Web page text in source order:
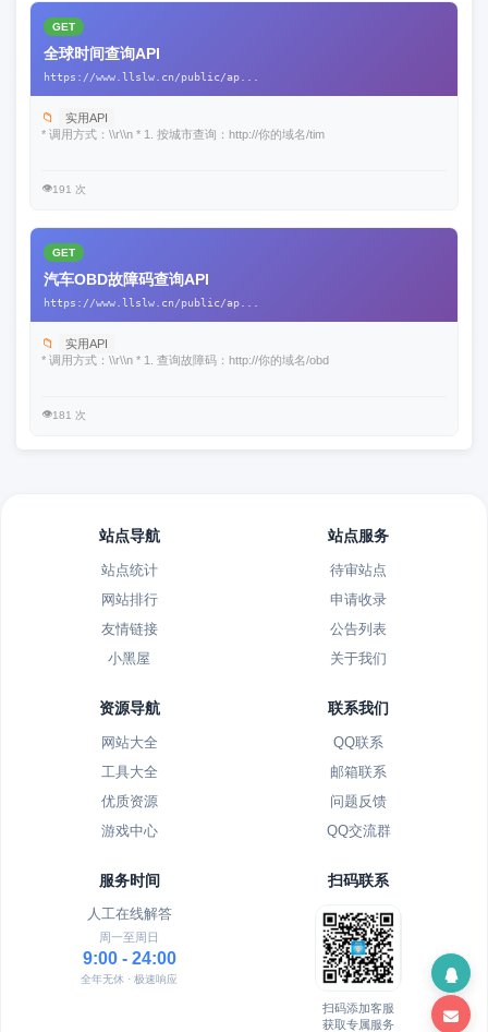
GET
全球时间查询API
https://www.llslw.cn/public/ap...
📁
实用API
* 调用方式：\\r\\n * 1. 按城市查询：http://你的域名/tim
👁️191 次
GET
汽车OBD故障码查询API
https://www.llslw.cn/public/ap...
📁
实用API
* 调用方式：\\r\\n * 1. 查询故障码：http://你的域名/obd
👁️181 次
站点导航
站点统计
网站排行
友情链接
小黑屋
站点服务
待审站点
申请收录
公告列表
关于我们
资源导航
网站大全
工具大全
优质资源
游戏中心
联系我们
QQ联系
邮箱联系
问题反馈
QQ交流群
服务时间
人工在线解答
周一至周日
9:00 - 24:00
全年无休 · 极速响应
扫码联系
扫码添加客服
获取专属服务